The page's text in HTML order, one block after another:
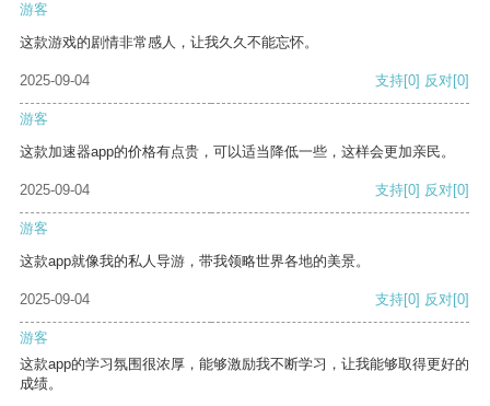
游客
这款游戏的剧情非常感人，让我久久不能忘怀。
2025-09-04 支持[0] 反对[0]
游客
这款加速器app的价格有点贵，可以适当降低一些，这样会更加亲民。
2025-09-04 支持[0] 反对[0]
游客
这款app就像我的私人导游，带我领略世界各地的美景。
2025-09-04 支持[0] 反对[0]
游客
这款app的学习氛围很浓厚，能够激励我不断学习，让我能够取得更好的
成绩。